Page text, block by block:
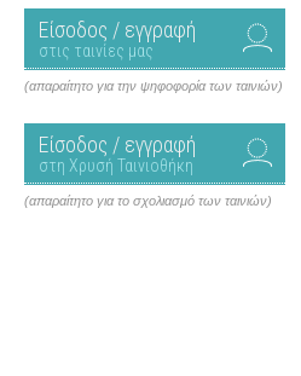
Είσοδος / εγγραφή
στις ταινίες μας
(απαραίτητο για την ψηφοφορία των ταινιών)
Είσοδος / εγγραφή
στη Χρυσή Ταινιοθήκη
(απαραίτητο για το σχολιασμό των ταινιών)